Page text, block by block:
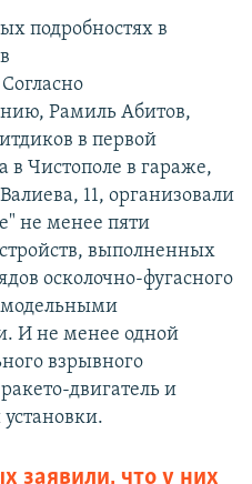
подробностях в
Рамиль Абитов,
в первой
в Чистополе в гараже,
11, организовали
не менее пяти
выполненных
осколочно-фугасного
И не менее одной
взрывного
двигатель и
установки.
заявили, что у них